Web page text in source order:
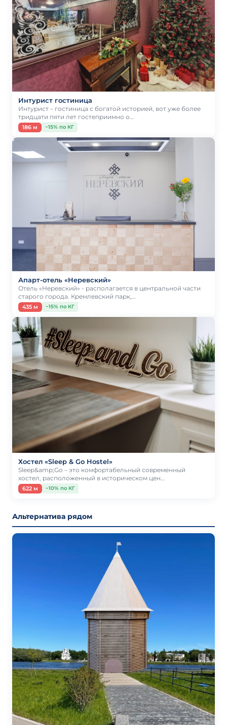
Интурист гостиница
Интурист – гостиница с богатой историей, вот уже более
тридцати пяти лет гостеприимно о…
186 м −15% по КГ
Апарт-отель «Неревский»
Отель «Неревский» - располагается в центральной части
старого города. Кремлевский парк,…
435 м −15% по КГ
Хостел «Sleep & Go Hostel»
Sleep&amp;Go – это комфортабельный современный
хостел, расположенный в историческом цен…
622 м −10% по КГ
Альтернатива рядом